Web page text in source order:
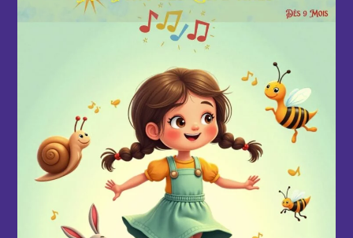
d'infos